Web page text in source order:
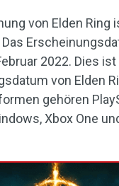
von Elden Ring
2022. Dies
von Elden
gehören
Xbox One